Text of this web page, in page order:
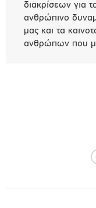
διακρίσεων για
ανθρώπινο
μας και τα
ανθρώπων που